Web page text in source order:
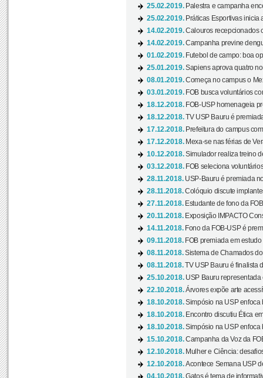
25.02.2019. Palestra e campanha
25.02.2019. Práticas Esportivas inicia
14.02.2019.Calouros recepcionados
14.02.2019.Campanha previne
01.02.2019. Futebol de campo: boa
25.01.2019.Sapiens aprova quatro
08.01.2019.Começa no campus o
03.01.2019. FOB busca voluntários
18.12.2018. FOB-USP homenageia
18.12.2018.TV USP Bauru é
17.12.2018. Prefeitura do campus
17.12.2018. Mexa-se nas férias de
10.12.2018.Simulador realiza treino
03.12.2018. FOB seleciona
28.11.2018. USP-Bauru é premiada
28.11.2018.Colóquio discute
27.11.2018. Estudante de fono da
20.11.2018. Exposição IMPACTO
14.11.2018. Fono da FOB-USP é
09.11.2018. FOB premiada em estudo
08.11.2018.Sistema de Chamados
08.11.2018.TV USP Bauru é finalista
25.10.2018. USP Bauru representada
22.10.2018.Árvores expõe arte
18.10.2018.Simpósio na USP enfoca
18.10.2018. Encontro discutiu Ética
18.10.2018.Simpósio na USP enfoca
15.10.2018.Campanha da Voz da
12.10.2018. Mulher e Ciência:
12.10.2018.Acontece Semana USP
04.10.2018.Gatos é tema de